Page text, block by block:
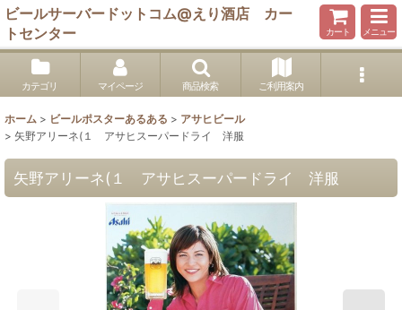
ビールサーバードットコム@えり酒店 カー
トセンター
カート メニュー
カテゴリ マイページ 商品検索 ご利用案内
ホーム > ビールポスターあるある > アサヒビール
> 矢野アリーネ(１ アサヒスーパードライ 洋服
矢野アリーネ(１ アサヒスーパードライ 洋服